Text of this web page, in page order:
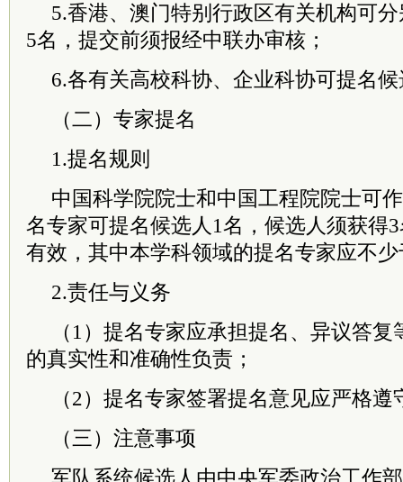
5.香港、澳门特别行政区有关机构可
5名，提交前须报经中联办审核；
6.各有关高校科协、企业科协可提名
（二）专家提名
1.提名规则
中国科学院院士和中国工程院院士可
名专家可提名候选人1名，候选人须获得
有效，其中本学科领域的提名专家应不
2.责任与义务
（1）提名专家应承担提名、异议答
的真实性和准确性负责；
（2）提名专家签署提名意见应严格
（三）注意事项